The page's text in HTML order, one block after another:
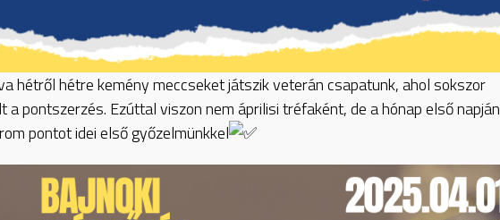
hétről hétre kemény meccseket játszik veterán csapatunk, ahol sokszor
a pontszerzés. Ezúttal viszon nem áprilisi tréfaként, de a hónap első napján
pontot idei első győzelmünkkel